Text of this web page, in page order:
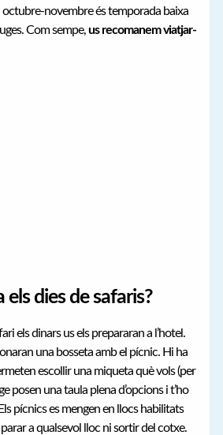
novembre és temporada baixa
Com sempe,us recomanem viatjar-
els dies de safaris?
els dinars us els prepararan a l’hotel.
una bosseta amb el pícnic. Hi ha
escollir una miqueta què vols (per
posen una taula plena d’opcions i t’ho
pícnics es mengen en llocs habilitats
a qualsevol lloc ni sortir del cotxe.